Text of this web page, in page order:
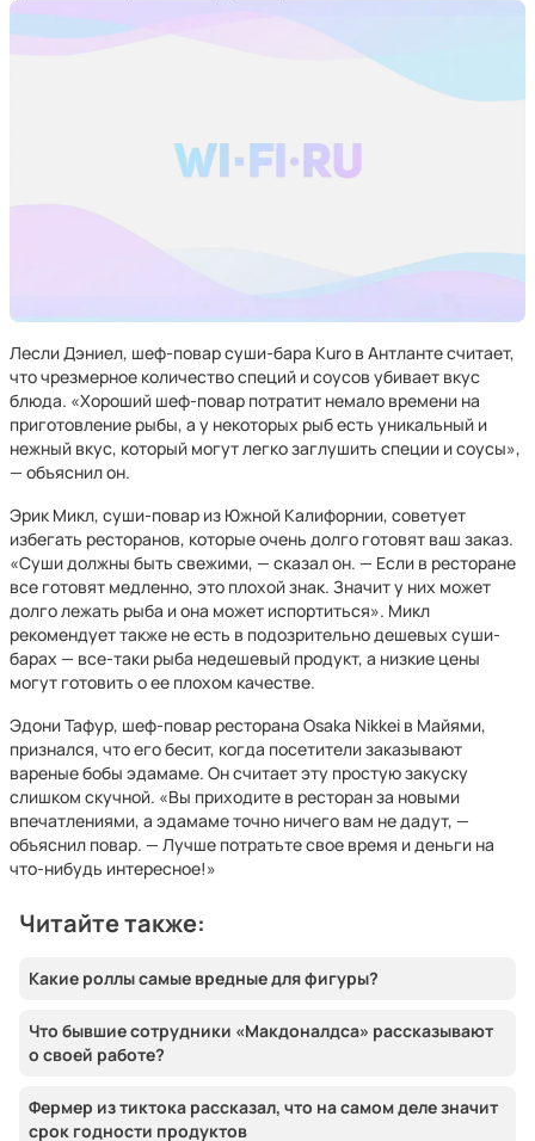
Лесли Дэниел, шеф-повар суши-бара Kuro в Антланте считает,
что чрезмерное количество специй и соусов убивает вкус
блюда. «Хороший шеф-повар потратит немало времени на
приготовление рыбы, а у некоторых рыб есть уникальный и
нежный вкус, который могут легко заглушить специи и соусы»,
— объяснил он.
Эрик Микл, суши-повар из Южной Калифорнии, советует
избегать ресторанов, которые очень долго готовят ваш заказ.
«Суши должны быть свежими, — сказал он. — Если в ресторане
все готовят медленно, это плохой знак. Значит у них может
долго лежать рыба и она может испортиться». Микл
рекомендует также не есть в подозрительно дешевых суши-
барах — все-таки рыба недешевый продукт, а низкие цены
могут готовить о ее плохом качестве.
Эдони Тафур, шеф-повар ресторана Osaka Nikkei в Майями,
признался, что его бесит, когда посетители заказывают
вареные бобы эдамаме. Он считает эту простую закуску
слишком скучной. «Вы приходите в ресторан за новыми
впечатлениями, а эдамаме точно ничего вам не дадут, —
объяснил повар. — Лучше потратьте свое время и деньги на
что-нибудь интересное!»
Читайте также:
Какие роллы самые вредные для фигуры?
Что бывшие сотрудники «Макдоналдса» рассказывают
о своей работе?
Фермер из тиктока рассказал, что на самом деле значит
срок годности продуктов